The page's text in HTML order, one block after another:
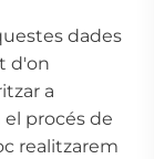
dades
d'on
a
procés de
realitzarem